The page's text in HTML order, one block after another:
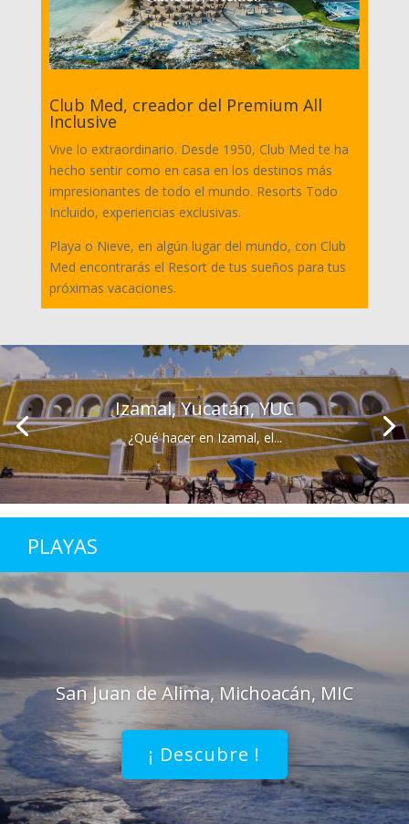
Club Med, creador del Premium All
Inclusive
Vive lo extraordinario. Desde 1950, Club Med te ha
hecho sentir como en casa en los destinos más
impresionantes de todo el mundo. Resorts Todo
Incluido, experiencias exclusivas.
Playa o Nieve, en algún lugar del mundo, con Club
Med encontrarás el Resort de tus sueños para tus
próximas vacaciones.
Izamal, Yucatán, YUC
¿Qué hacer en Izamal, el...
PLAYAS
San Juan de Alima, Michoacán, MIC
¡ Descubre !